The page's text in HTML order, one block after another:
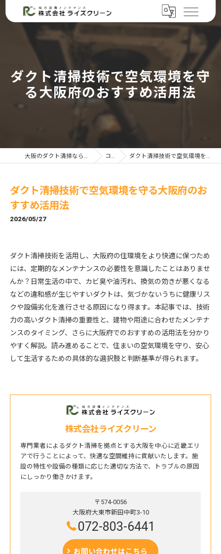
ダクト清掃技術で空気環境を守
る大阪府のおすすめ活用法
大阪のダクト清掃なら株式会社ライズクリーン コラム ダクト清掃技術で空気環境を守る大阪府のおすすめ活用法
ダクト清掃技術で空気環境を守る大阪府のお
すすめ活用法
2026/05/27
ダクト清掃技術を活用し、大阪府の住環境をより快適に保つため
には、定期的なメンテナンスの必要性を意識したことはありませ
んか？日常生活の中で、カビ臭や油汚れ、換気の効きが悪くなる
などの違和感が生じやすいダクトは、気づかないうちに健康リス
クや設備劣化を進行させる原因になり得ます。本記事では、技術
力の高いダクト清掃の重要性と、建物や用途に合わせたメンテナ
ンスのタイミング、さらに大阪府でのおすすめの活用法を分かり
やすく解説。読み進めることで、住まいの空気環境を守り、安心
して生活するための具体的な選択肢と判断基準が得られます。
株式会社ライズクリーン
専門業者によるダクト清掃を拠点とする大阪を中心に近畿エリ
アで行うことによって、快適な空間維持に貢献いたします。施
設の特性や設備の種類に応じた適切な方法で、トラブルの原因
にしっかり働きかけます。
〒574-0056
大阪府大東市新田中町3-10
072-803-6441
お問い合わせはこちら